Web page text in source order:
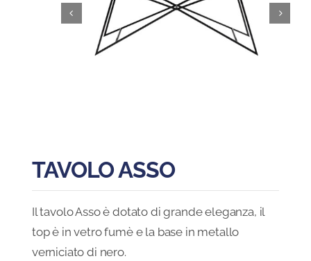
TAVOLO ASSO
Il tavolo Asso è dotato di grande eleganza, il
top è in vetro fumè e la base in metallo
verniciato di nero.